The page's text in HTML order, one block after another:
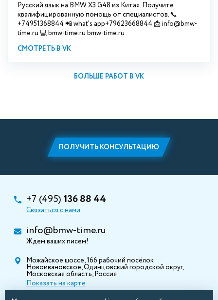
Русский язык на BMW X3 G48 из Китая. Получите
квалифицированную помощь от специалистов. 📞
+74951368844 📲 what's app+79623668844 📩 info@bmw-
time.ru 💻 bmw-time.ru bmw-time.ru
СМОТРЕТЬ В VK
БОЛЬШЕ РАБОТ В VK
ПОЛУЧИТЬ КОНСУЛЬТАЦИЮ
+7 (495) 136 88 44
Связаться с нами
info@bmw-time.ru
Ждем ваших писем!
Можайское шоссе, 166 рабочий посёлок
Новоивановское, Одинцовский городской округ,
Московская область, Россия
Показать на карте